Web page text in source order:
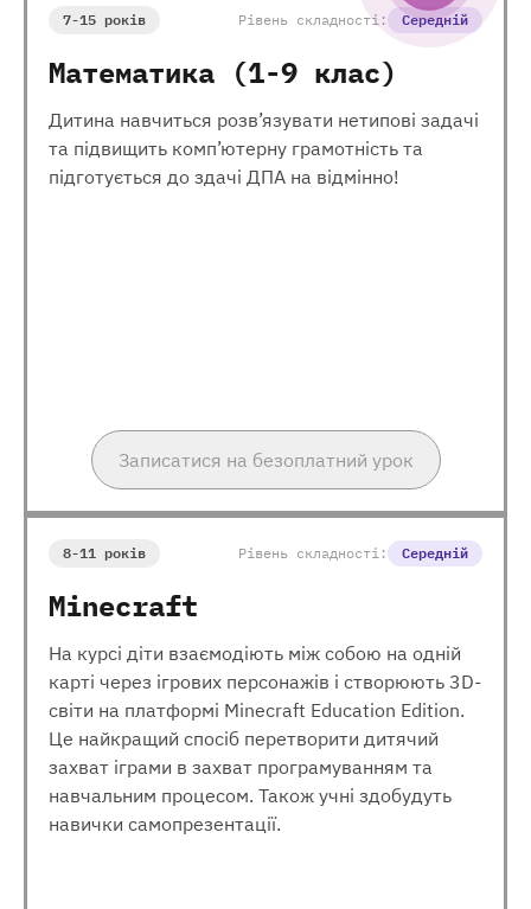
7-15 років Рівень складності: Середній
Математика (1-9 клас)
Дитина навчиться розв’язувати нетипові задачі
та підвищить комп’ютерну грамотність та
підготується до здачі ДПА на відмінно!
Записатися на безоплатний урок
8-11 років Рівень складності: Середній
Minecraft
На курсі діти взаємодіють між собою на одній
карті через ігрових персонажів і створюють 3D-
світи на платформі Minecraft Education Edition.
Це найкращий спосіб перетворити дитячий
захват іграми в захват програмуванням та
навчальним процесом. Також учні здобудуть
навички самопрезентації.